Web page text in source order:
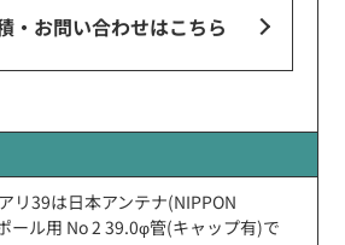
・お問い合わせはこちら
リ39は日本アンテナ(NIPPON
ール用 No 2 39.0φ管(キャップ有)で